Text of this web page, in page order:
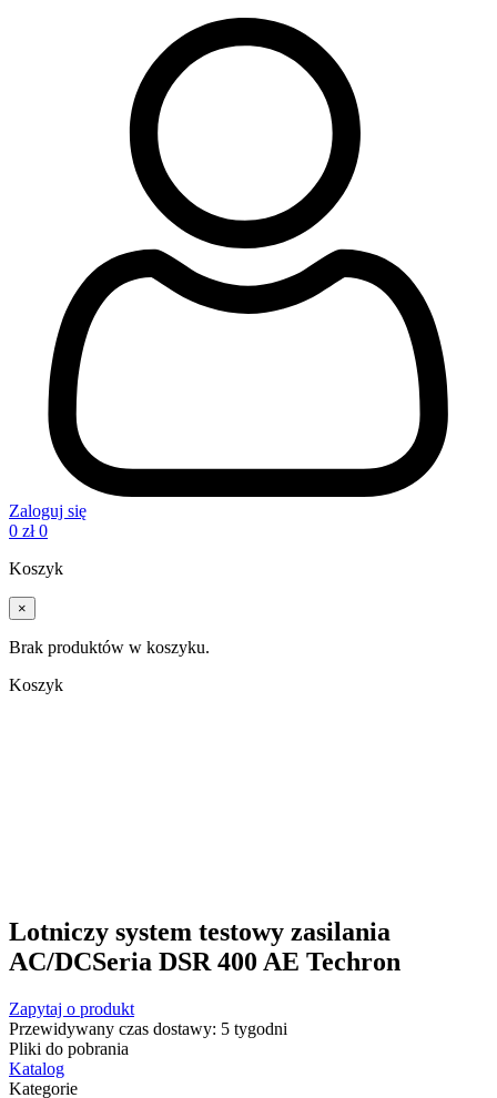
Zaloguj się
0 zł 0
Koszyk
×
Brak produktów w koszyku.
Koszyk
Lotniczy system testowy zasilania
AC/DCSeria DSR 400 AE Techron
Zapytaj o produkt
Przewidywany czas dostawy: 5 tygodni
Pliki do pobrania
Katalog
Kategorie